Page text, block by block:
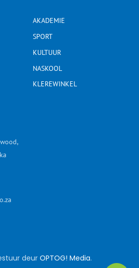
AKADEMIE
SPORT
KULTUUR
NASKOOL
KLEREWINKEL
deurOPTOG! Media.